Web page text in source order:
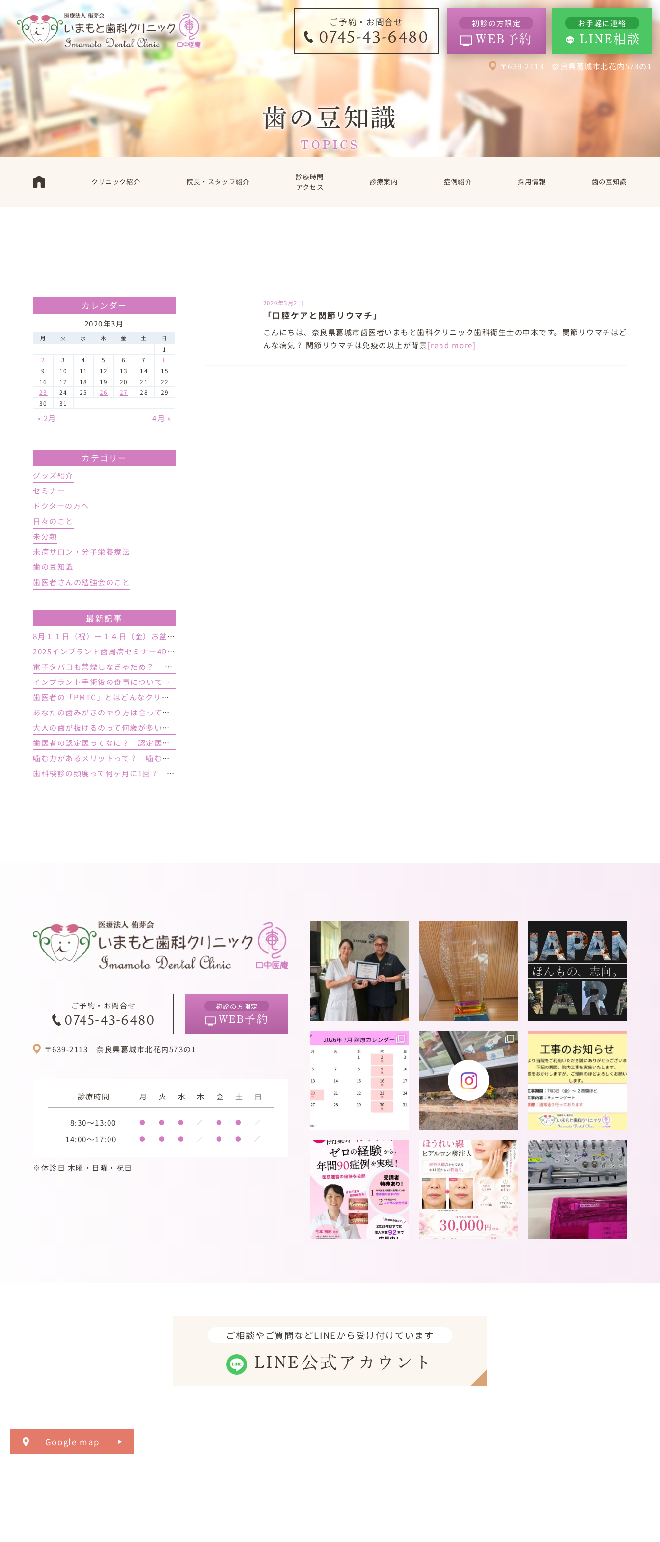
ご予約・お問合せ
0745-43-6480
初診の方限定
WEB予約
お手軽に連絡
LINE相談
〒639-2113 奈良県葛城市北花内573の1
歯の豆知識
TOPICS
クリニック紹介 院長・スタッフ紹介
診療時間
アクセス
診療案内 症例紹介 採用情報 歯の豆知識
2020年3月2日
「口腔ケアと関節リウマチ」
こんにちは、奈良県葛城市歯医者いまもと歯科クリニック歯科衛生士の中本です。関節リウマチはど
んな病気？ 関節リウマチは免疫の以上が背景[read more]
カレンダー
2020年3月
月 火 水 木 金 土 日
1
2
3 4 5 6 7
8
9
10 11 12 13 14
15
16
17 18 19 20 21
22
23
24 25 26 27 28
29
30
31
« 2月 4月 »
カテゴリー
グッズ紹介
セミナー
ドクターの方へ
日々のこと
未分類
未病サロン・分子栄養療法
歯の豆知識
歯医者さんの勉強会のこと
最新記事
8月１１日（祝）ー１４日（金）お盆休み １５日土曜日から診療しております
2025インプラント歯周病セミナー4DAY行いました
電子タバコも禁煙しなきゃだめ？ インプラント手術前後の喫煙が及ぼす影響とは？
インプラント手術後の食事について｜ 当日の注意点・いつから普通の食事ができる？
歯医者の「PMTC」とはどんなクリーニング？スケーリングとは何が違うの？
あなたの歯みがきのやり方は合っている？ 正しい歯みがき方法と間違った方法
大人の歯が抜けるのって何歳が多い？ 平均年齢と原因について
歯医者の認定医ってなに？ 認定医やインストラクターの資格を持つ歯医者のメリット
噛む力があるメリットって？ 噛む力が弱いとどうなるの？
歯科検診の頻度って何ヶ月に1回？ 定期検診って何するの？
ご予約・お問合せ
0745-43-6480
初診の方限定
WEB予約
〒639-2113奈良県葛城市北花内573の1
診療時間 月 火 水 木 金 土 日
8:30～13:00 ● ● ● ／ ● ● ／
14:00～17:00 ● ● ● ／ ● ● ／
※休診日 木曜・日曜・祝日
ご相談やご質問などLINEから受け付けています
LINE公式アカウント
Google map